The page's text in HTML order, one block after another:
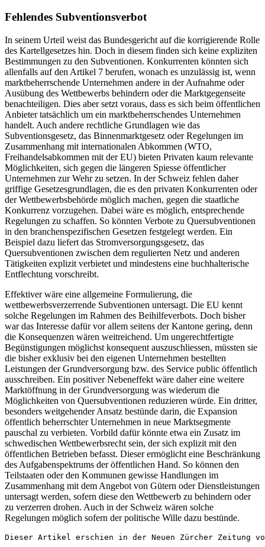
Fehlendes Subventionsverbot
In seinem Urteil weist das Bundesgericht auf die korrigierende Rolle
des Kartellgesetzes hin. Doch in diesem finden sich keine expliziten
Bestimmungen zu den Subventionen. Konkurrenten könnten sich
allenfalls auf den Artikel 7 berufen, wonach es unzulässig ist, wenn
marktbeherrschende Unternehmen andere in der Aufnahme oder
Ausübung des Wettbewerbs behindern oder die Marktgegenseite
benachteiligen. Dies aber setzt voraus, dass es sich beim öffentlichen
Anbieter tatsächlich um ein marktbeherrschendes Unternehmen
handelt. Auch andere rechtliche Grundlagen wie das
Subventionsgesetz, das Binnenmarktgesetz oder Regelungen im
Zusammenhang mit internationalen Abkommen (WTO,
Freihandelsabkommen mit der EU) bieten Privaten kaum relevante
Möglichkeiten, sich gegen die längeren Spiesse öffentlicher
Unternehmen zur Wehr zu setzen. In der Schweiz fehlen daher
griffige Gesetzesgrundlagen, die es den privaten Konkurrenten oder
der Wettbewerbsbehörde möglich machen, gegen die staatliche
Konkurrenz vorzugehen. Dabei wäre es möglich, entsprechende
Regelungen zu schaffen. So könnten Verbote zu Quersubventionen
in den branchenspezifischen Gesetzen festgelegt werden. Ein
Beispiel dazu liefert das Stromversorgungsgesetz, das
Quersubventionen zwischen dem regulierten Netz und anderen
Tätigkeiten explizit verbietet und mindestens eine buchhalterische
Entflechtung vorschreibt.
Effektiver wäre eine allgemeine Formulierung, die
wettbewerbsverzerrende Subventionen untersagt. Die EU kennt
solche Regelungen im Rahmen des Beihilfeverbots. Doch bisher
war das Interesse dafür vor allem seitens der Kantone gering, denn
die Konsequenzen wären weitreichend. Um ungerechtfertigte
Begünstigungen möglichst konsequent auszuschliessen, müssten sie
die bisher exklusiv bei den eigenen Unternehmen bestellten
Leistungen der Grundversorgung bzw. des Service public öffentlich
ausschreiben. Ein positiver Nebeneffekt wäre daher eine weitere
Marktöffnung in der Grundversorgung was wiederum die
Möglichkeiten von Quersubventionen reduzieren würde. Ein dritter,
besonders weitgehender Ansatz bestünde darin, die Expansion
öffentlich beherrschter Unternehmen in neue Marktsegmente
pauschal zu verbieten. Vorbild dafür könnte etwa ein Zusatz im
schwedischen Wettbewerbsrecht sein, der sich explizit mit den
öffentlichen Betrieben befasst. Dieser ermöglicht eine Beschränkung
des Aufgabenspektrums der öffentlichen Hand. So können den
Teilstaaten oder den Kommunen gewisse Handlungen im
Zusammenhang mit dem Angebot von Gütern oder Dienstleistungen
untersagt werden, sofern diese den Wettbewerb zu behindern oder
zu verzerren drohen. Auch in der Schweiz wären solche
Regelungen möglich sofern der politische Wille dazu bestünde.
Dieser Artikel erschien in der Neuen Zürcher Zeitung